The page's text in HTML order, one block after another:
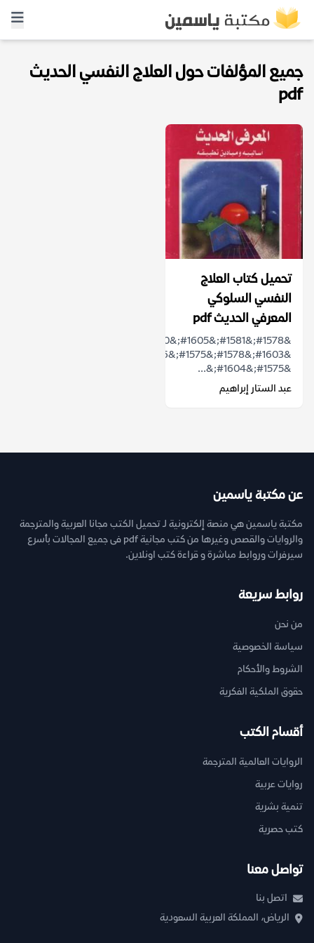
جميع المؤلفات حول العلاج النفسي الحديث
pdf
تحميل كتاب العلاج
النفسي السلوكي
المعرفي الحديث pdf
&#1575;&#1604;&...
عبد الستار إبراهيم
عن مكتبة ياسمين
مكتبة ياسمين هي منصة إلكترونية لـ تحميل الكتب مجانا العربية والمترجمة
والروايات والقصص وغيرها من كتب مجانية pdf فى جميع المجالات بأسرع
سيرفرات وروابط مباشرة و قراءة كتب اونلاين.
روابط سريعة
من نحن
سياسة الخصوصية
الشروط والأحكام
حقوق الملكية الفكرية
أقسام الكتب
الروايات العالمية المترجمة
روايات عربية
تنمية بشرية
كتب حصرية
تواصل معنا
اتصل بنا
الرياض، المملكة العربية السعودية